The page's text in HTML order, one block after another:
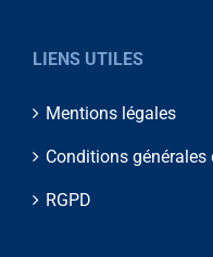
LIENS UTILES
Mentions légales
Conditions générales
RGPD